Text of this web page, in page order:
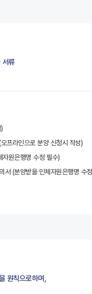
서류
프라인으로 분양 신청시 작성)
자원은행명 수정 필수)
서 (분양받을 인체자원은행명 수
원칙으로하며,